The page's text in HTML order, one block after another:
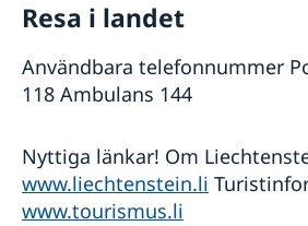
Resa i landet
Användbara telefonnummer
118 Ambulans 144
Nyttiga länkar! Om
www.liechtenstein.li
www.tourismus.li